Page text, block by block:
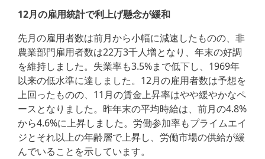
12月の雇用統計で利上げ懸念が緩和
先月の雇用者数は前月から小幅に減速したものの、非
農業部門雇用者数は22万3千人増となり、年末の好調
を維持しました。失業率も3.5%まで低下し、1969年
以来の低水準に達しました。12月の雇用者数は予想を
上回ったものの、11月の賃金上昇率はやや緩やかなペ
ースとなりました。昨年末の平均時給は、前月の4.8%
から4.6%に上昇しました。労働参加率もプライムエイ
ジとそれ以上の年齢層で上昇し、労働市場の供給が緩
んでいることを示しています。